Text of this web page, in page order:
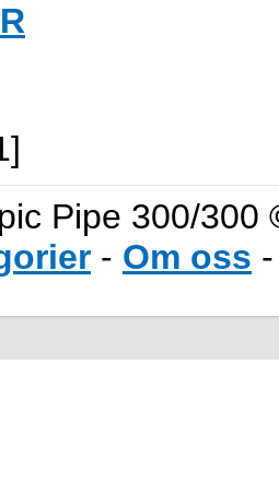
Pipe 300/
- Om oss